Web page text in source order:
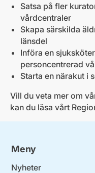
Satsa på fler
vårdcentraler
Skapa särskilda
länsdel
Införa en
personcentrerad
Starta en närakut i
Vill du veta mer om
kan du läsa vårt
Meny
Nyheter